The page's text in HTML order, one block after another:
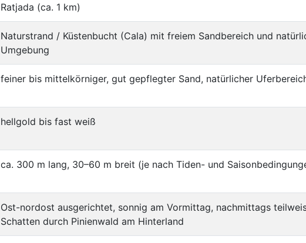
Ratjada (ca. 1 km)
Naturstrand / Küstenbucht (Cala) mit freiem Sandbereich und
Umgebung
feiner bis mittelkörniger, gut gepflegter Sand, natürlicher
hellgold bis fast weiß
ca. 300 m lang, 30–60 m breit (je nach Tiden- und
Ost-nordost ausgerichtet, sonnig am Vormittag, nachmittags
Schatten durch Pinienwald am Hinterland